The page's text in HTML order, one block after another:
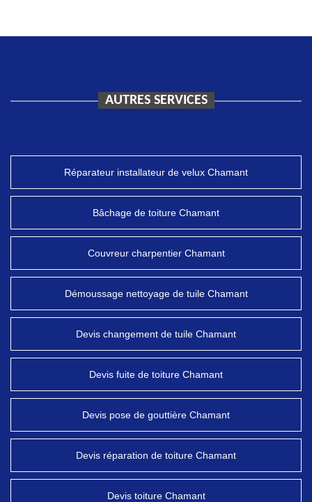
AUTRES SERVICES
Réparateur installateur de velux Chamant
Bâchage de toiture Chamant
Couvreur charpentier Chamant
Démoussage nettoyage de tuile Chamant
Devis changement de tuile Chamant
Devis fuite de toiture Chamant
Devis pose de gouttière Chamant
Devis réparation de toiture Chamant
Devis toiture Chamant